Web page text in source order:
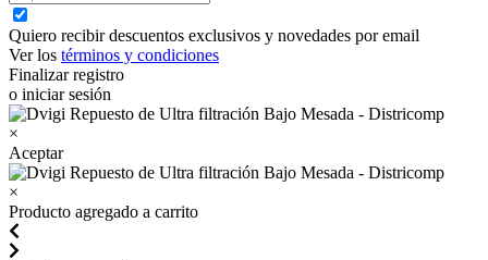
Quiero recibir descuentos exclusivos y novedades por email
Ver los términos y condiciones
Finalizar registro
o iniciar sesión
×
Aceptar
×
Producto agregado a carrito